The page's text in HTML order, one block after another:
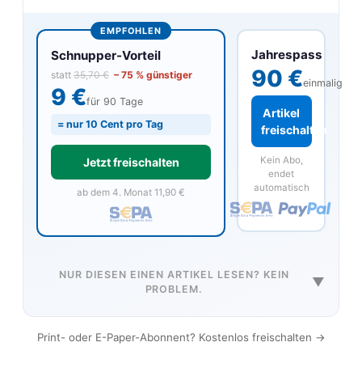
Jahrespass
90 €einmalig
Artikel
freischalten
Kein Abo,
endet
automatisch
EMPFOHLEN
Schnupper-Vorteil
statt 35,70 € – 75 % günstiger
9 €für 90 Tage
= nur 10 Cent pro Tag
Jetzt freischalten
ab dem 4. Monat 11,90 €
NUR DIESEN EINEN ARTIKEL LESEN? KEIN
PROBLEM.
▼
Print- oder E-Paper-Abonnent? Kostenlos freischalten →